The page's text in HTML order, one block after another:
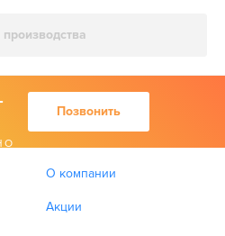
производства
Позвонить
О компании
Акции